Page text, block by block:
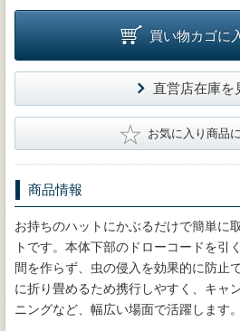
買い物カゴに
直営店在庫を
★ お気に入り商品
商品情報
お持ちのハットにかぶるだけで簡単に
トです。本体下部のドローコードを引
間を作らず、虫の侵入を効果的に防止
に折り畳めるため携行しやすく、キャ
ニングなど、幅広い場面で活躍します。